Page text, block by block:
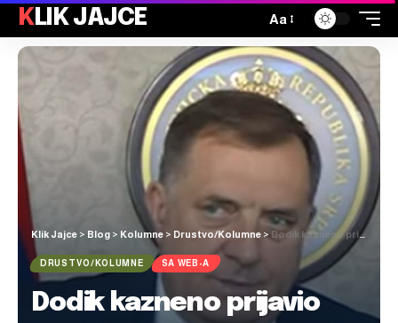
KLIK JAJCE Aa
Klik Jajce > Blog > Kolumne > Drustvo/Kolumne > Dodik kazneno prijavio Džaferovića Tužiteljstvu BiH
DRUSTVO/KOLUMNE SA WEB-A
Dodik kazneno prijavio